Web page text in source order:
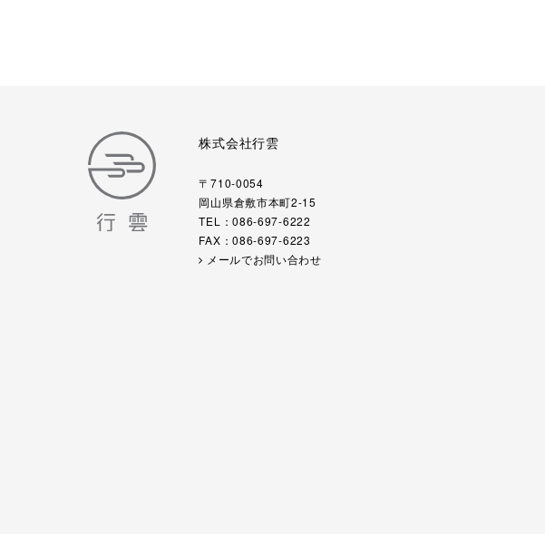
株式会社行雲
〒710-0054
岡山県倉敷市本町2-15
TEL：086-697-6222
FAX：086-697-6223
メールでお問い合わせ